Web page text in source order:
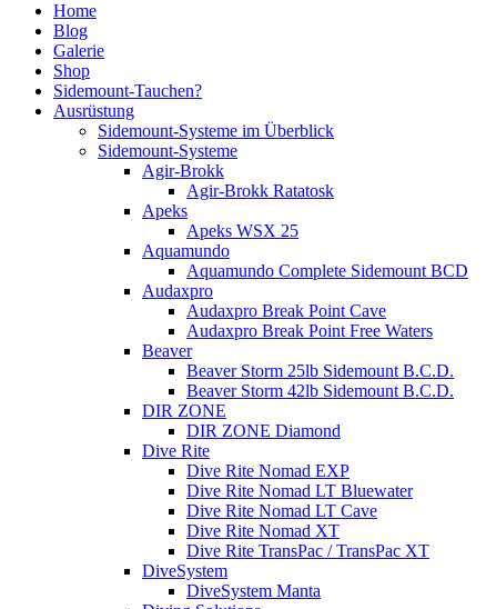
Home
Blog
Galerie
Shop
Sidemount-Tauchen?
Ausrüstung
Sidemount-Systeme im Überblick
Sidemount-Systeme
Agir-Brokk
Agir-Brokk Ratatosk
Apeks
Apeks WSX 25
Aquamundo
Aquamundo Complete Sidemount BCD
Audaxpro
Audaxpro Break Point Cave
Audaxpro Break Point Free Waters
Beaver
Beaver Storm 25lb Sidemount B.C.D.
Beaver Storm 42lb Sidemount B.C.D.
DIR ZONE
DIR ZONE Diamond
Dive Rite
Dive Rite Nomad EXP
Dive Rite Nomad LT Bluewater
Dive Rite Nomad LT Cave
Dive Rite Nomad XT
Dive Rite TransPac / TransPac XT
DiveSystem
DiveSystem Manta